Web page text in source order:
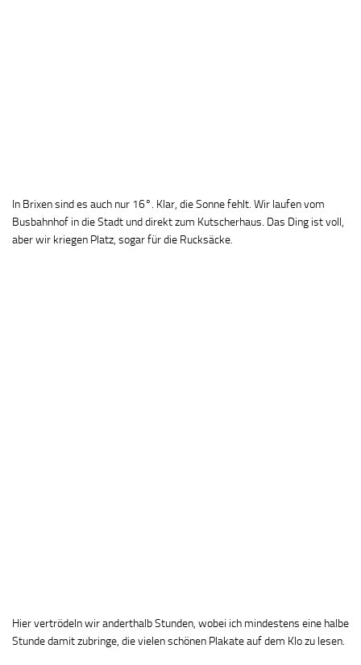
In Brixen sind es auch nur 16°. Klar, die Sonne fehlt. Wir laufen vom
Busbahnhof in die Stadt und direkt zum Kutscherhaus. Das Ding ist voll,
aber wir kriegen Platz, sogar für die Rucksäcke.
Hier vertrödeln wir anderthalb Stunden, wobei ich mindestens eine halbe
Stunde damit zubringe, die vielen schönen Plakate auf dem Klo zu lesen.